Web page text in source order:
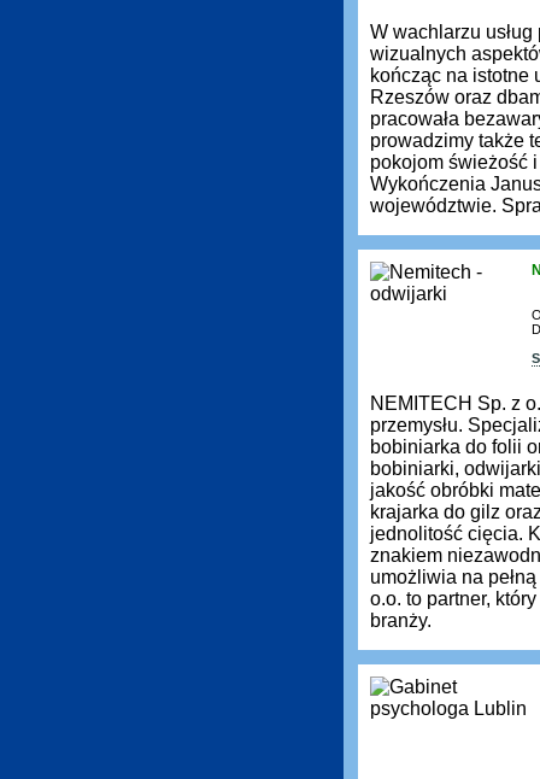
W wachlarzu
wizualnych
kończąc na istotne
Rzeszów oraz
pracowała
prowadzimy także
pokojom świeżość
Wykończenia
województwie.
NEMITECH Sp. z
przemysłu.
bobiniarka do folii
bobiniarki,
jakość obróbki
krajarka do gilz
jednolitość cięcia.
znakiem
umożliwia na
o.o. to partner,
branży.